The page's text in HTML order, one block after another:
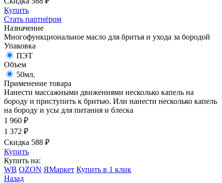
Купить
Стать партнёром
Назначение
Многофункциональное масло для бритья и ухода за бородой
Упаковка
ПЭТ
Объем
50мл.
Применение товара
Нанести массажными движениями несколько капель на
бороду и приступить к бритью. Или нанести несколько капель
на бороду и усы для питания и блеска
1 960 ₽
1 372 ₽
Скидка 588 ₽
Купить
Купить на:
WB OZON ЯМаркет Купить в 1 клик
Назад